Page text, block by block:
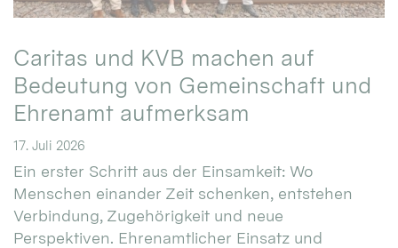
Caritas und KVB machen auf
Bedeutung von Gemeinschaft und
Ehrenamt aufmerksam
17. Juli 2026
Ein erster Schritt aus der Einsamkeit: Wo
Menschen einander Zeit schenken, entstehen
Verbindung, Zugehörigkeit und neue
Perspektiven. Ehrenamtlicher Einsatz und